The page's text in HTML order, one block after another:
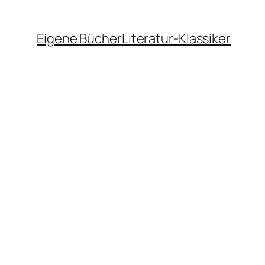
Eigene BücherLiteratur-Klassiker